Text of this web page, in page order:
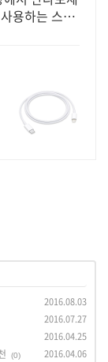
용하는 스마
2016.08.03
2016.07.27
2016.04.25
(0) 2016.04.06